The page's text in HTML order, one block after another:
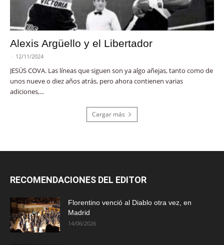
Alexis Argüello y el Libertador
- 12/11/2024
JESÚS COVA. Las líneas que siguen son ya algo añejas, tanto como de
unos nueve o diez años atrás, pero ahora contienen varias
adiciones,...
Cargar más
RECOMENDACIONES DEL EDITOR
Florentino venció al Diablo otra vez, en
Madrid
14/06/2026